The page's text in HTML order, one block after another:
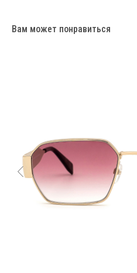
Вам может понравиться